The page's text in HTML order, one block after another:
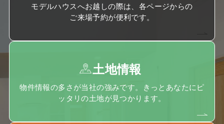
モデルハウスへお越しの際は、各ページからの
ご来場予約が便利です。
土地情報
物件情報の多さが当社の強みです。きっとあなたにピ
ッタリの土地が見つかります。